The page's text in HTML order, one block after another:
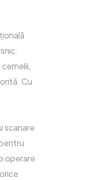
Cu
scanare
operare